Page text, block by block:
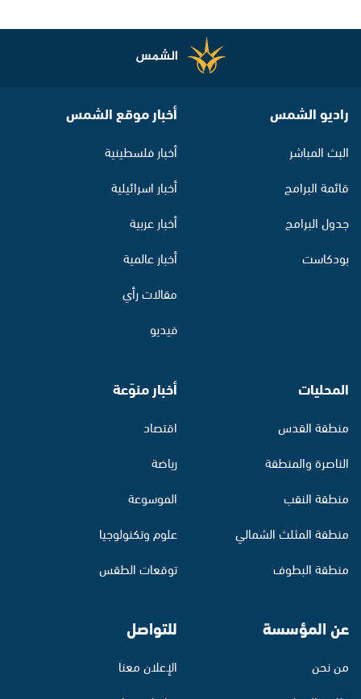
راديو الشمس
البث المباشر
قائمة البرامج
جدول البرامج
بودكاست
أخبار موقع الشمس
أخبار فلسطينية
أخبار اسرائيلية
أخبار عربية
أخبار عالمية
مقالات رأي
فيديو
المحليات
منطقة القدس
الناصرة والمنطقة
منطقة النقب
منطقة المثلث الشمالي
منطقة البطوف
أخبار منوّعة
اقتصاد
رياضة
الموسوعة
علوم وتكنولوجيا
توقعات الطقس
عن المؤسسة
من نحن
للتواصل
الإعلان معنا